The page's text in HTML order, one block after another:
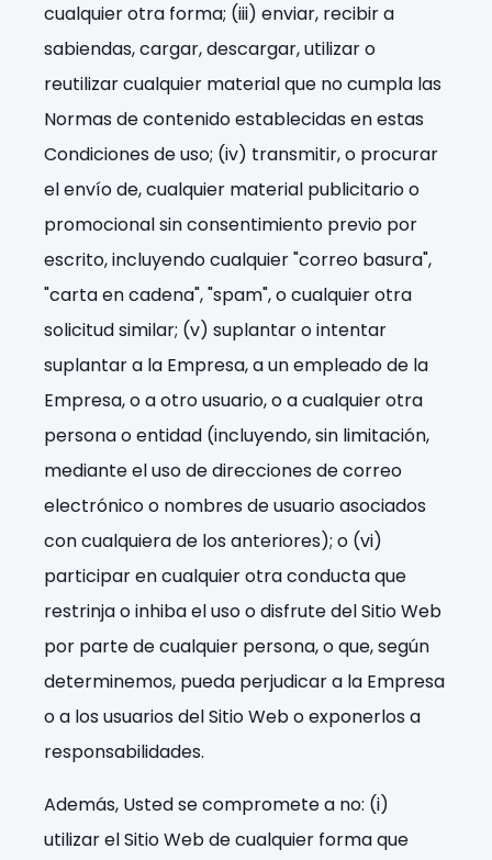
cualquier otra forma; (iii) enviar, recibir a
sabiendas, cargar, descargar, utilizar o
reutilizar cualquier material que no cumpla las
Normas de contenido establecidas en estas
Condiciones de uso; (iv) transmitir, o procurar
el envío de, cualquier material publicitario o
promocional sin consentimiento previo por
escrito, incluyendo cualquier "correo basura",
"carta en cadena", "spam", o cualquier otra
solicitud similar; (v) suplantar o intentar
suplantar a la Empresa, a un empleado de la
Empresa, o a otro usuario, o a cualquier otra
persona o entidad (incluyendo, sin limitación,
mediante el uso de direcciones de correo
electrónico o nombres de usuario asociados
con cualquiera de los anteriores); o (vi)
participar en cualquier otra conducta que
restrinja o inhiba el uso o disfrute del Sitio Web
por parte de cualquier persona, o que, según
determinemos, pueda perjudicar a la Empresa
o a los usuarios del Sitio Web o exponerlos a
responsabilidades.
Además, Usted se compromete a no: (i)
utilizar el Sitio Web de cualquier forma que